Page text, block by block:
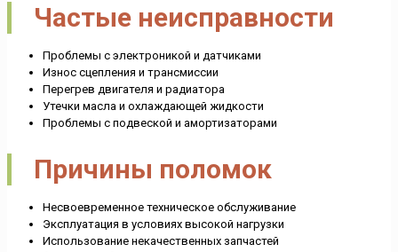
Частые неисправности
Проблемы с электроникой и датчиками
Износ сцепления и трансмиссии
Перегрев двигателя и радиатора
Утечки масла и охлаждающей жидкости
Проблемы с подвеской и амортизаторами
Причины поломок
Несвоевременное техническое обслуживание
Эксплуатация в условиях высокой нагрузки
Использование некачественных запчастей